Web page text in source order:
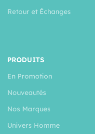
Retour et Échanges
PRODUITS
En Promotion
Nouveautés
Nos Marques
Univers Homme